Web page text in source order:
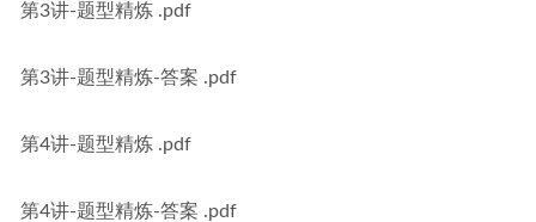
第3讲-题型精炼 .pdf
第3讲-题型精炼-答案 .pdf
第4讲-题型精炼 .pdf
第4讲-题型精炼-答案 .pdf